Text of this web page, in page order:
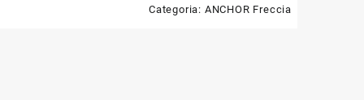
Categoria: ANCHOR Freccia